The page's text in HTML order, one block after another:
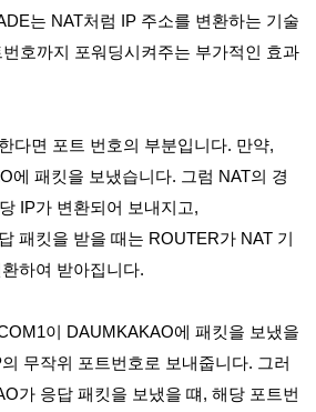
는 NAT처럼 IP 주소를 변환하는 기술
호까지 포워딩시켜주는 부가적인 효과
다면 포트 번호의 부분입니다. 만약,
에 패킷을 보냈습니다. 그럼 NAT의 경
IP가 변환되어 보내지고,
패킷을 받을 때는 ROUTER가 NAT 기
하여 받아집니다.
이 DAUMKAKAO에 패킷을 보냈을
무작위 포트번호로 보내줍니다. 그러
가 응답 패킷을 보냈을 떄, 해당 포트번